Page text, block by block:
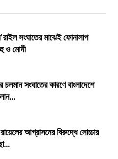
সংঘাতের মাঝেই ফোনালাপ
ও মোদী
চলমান সংঘাতের কারণে বাংলাদেশে
আগ্রাসনের বিরুদ্ধে সোচ্চার